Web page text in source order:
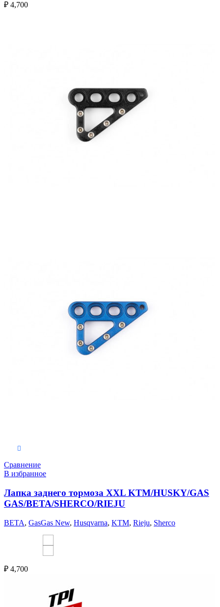
₽ 4,700
Сравнение
В избранное
Лапка заднего тормоза XXL KTM/HUSKY/GAS
GAS/BETA/SHERCO/RIEJU
BETA, GasGas New, Husqvarna, KTM, Rieju, Sherco
₽ 4,700